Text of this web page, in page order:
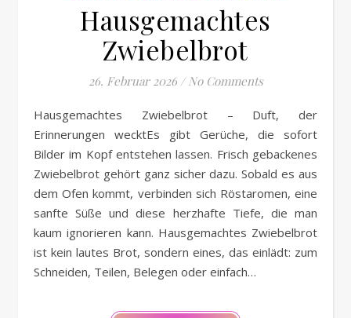
Hausgemachtes
Zwiebelbrot
26. Februar 2026 / No Comments
Hausgemachtes Zwiebelbrot – Duft, der
Erinnerungen wecktEs gibt Gerüche, die sofort
Bilder im Kopf entstehen lassen. Frisch gebackenes
Zwiebelbrot gehört ganz sicher dazu. Sobald es aus
dem Ofen kommt, verbinden sich Röstaromen, eine
sanfte Süße und diese herzhafte Tiefe, die man
kaum ignorieren kann. Hausgemachtes Zwiebelbrot
ist kein lautes Brot, sondern eines, das einlädt: zum
Schneiden, Teilen, Belegen oder einfach…